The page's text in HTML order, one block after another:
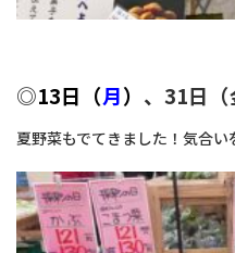
◎13日（月） 、31日（
夏野菜もでてきました！気合